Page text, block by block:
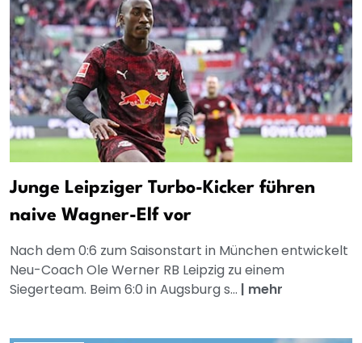
Junge Leipziger Turbo-Kicker führen
naive Wagner-Elf vor
Nach dem 0:6 zum Saisonstart in München entwickelt
Neu-Coach Ole Werner RB Leipzig zu einem
Siegerteam. Beim 6:0 in Augsburg s... | mehr